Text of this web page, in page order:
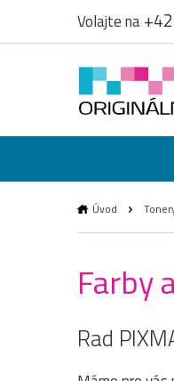
Volajte na
Úvod
Farby
Rad